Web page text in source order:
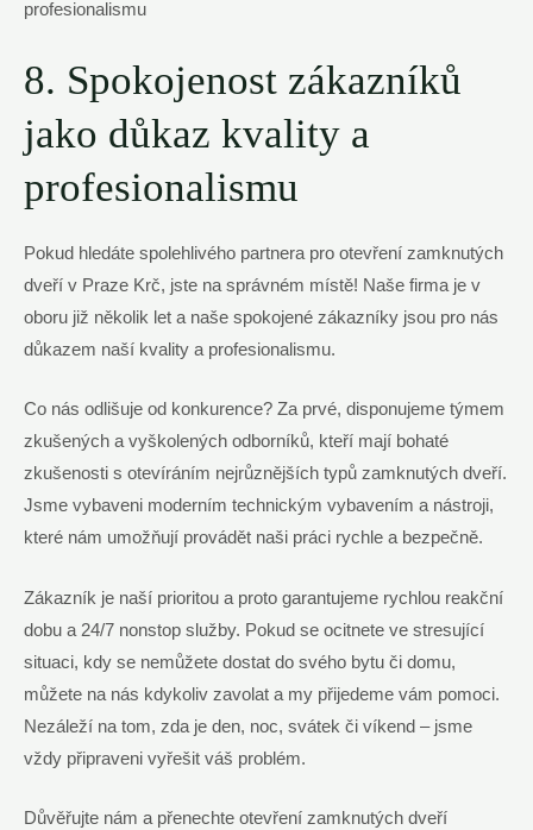
8. Spokojenost zákazníků
jako důkaz kvality a
profesionalismu
Pokud hledáte spolehlivého partnera pro otevření zamknutých
dveří v Praze Krč, jste na správném místě! Naše firma je v
oboru již několik let a naše spokojené zákazníky jsou pro nás
důkazem naší kvality a profesionalismu.
Co nás odlišuje od konkurence? Za prvé, disponujeme týmem
zkušených a vyškolených odborníků, kteří mají bohaté
zkušenosti s otevíráním nejrůznějších typů zamknutých dveří.
Jsme vybaveni moderním technickým vybavením a nástroji,
které nám umožňují provádět naši práci rychle a bezpečně.
Zákazník je naší prioritou a proto garantujeme rychlou reakční
dobu a 24/7 nonstop služby. Pokud se ocitnete ve stresující
situaci, kdy se nemůžete dostat do svého bytu či domu,
můžete na nás kdykoliv zavolat a my přijedeme vám pomoci.
Nezáleží na tom, zda je den, noc, svátek či víkend – jsme
vždy připraveni vyřešit váš problém.
Důvěřujte nám a přenechte otevření zamknutých dveří